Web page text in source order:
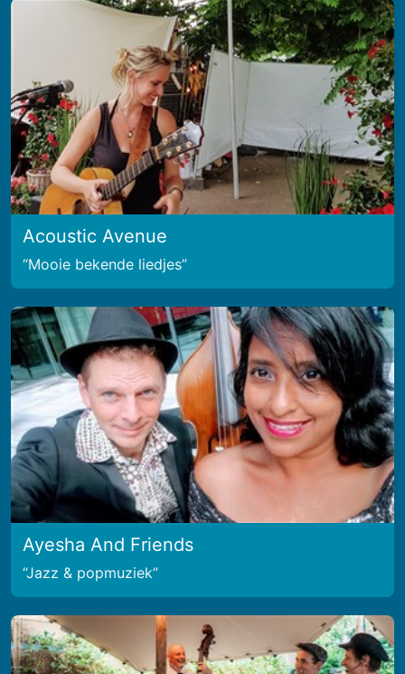
Acoustic Avenue
Mooie bekende liedjes
Ayesha And Friends
Jazz & popmuziek